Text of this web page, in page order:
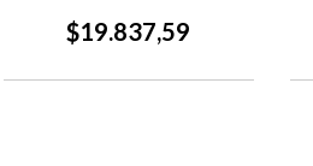
$19.837,59